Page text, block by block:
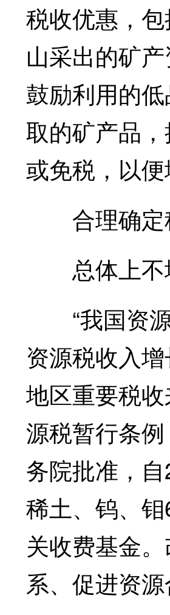
税收优惠，
山采出的矿
鼓励利用的
取的矿产品
或免税，以
合理确定
总体上
“我国资源
资源税收入
地区重要税
源税暂行条
务院批准，
稀土、钨、
关收费基金
系、促进资